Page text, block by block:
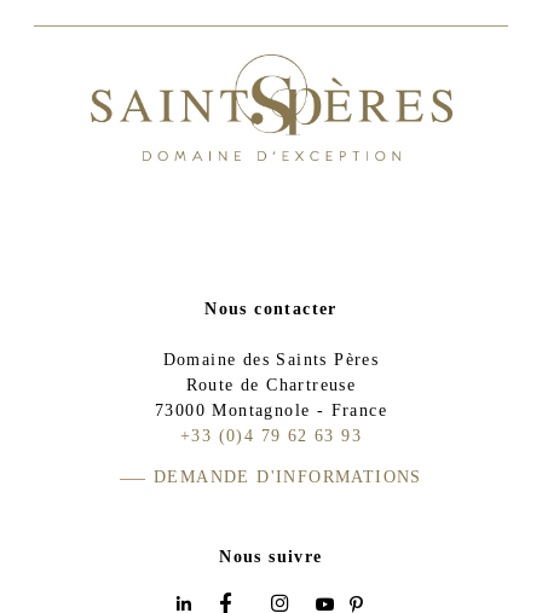
Nous contacter
Domaine des Saints Pères
Route de Chartreuse
73000 Montagnole - France
+33 (0)4 79 62 63 93
DEMANDE D'INFORMATIONS
Nous suivre